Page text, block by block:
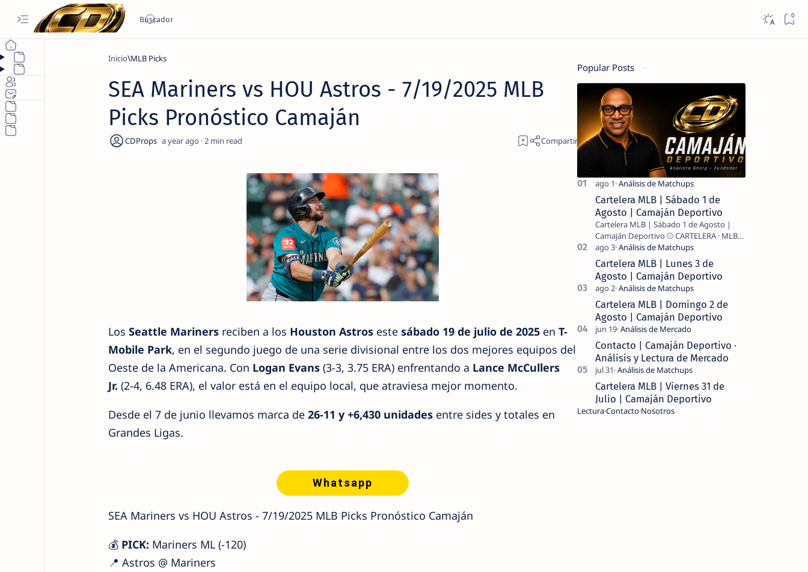
Inicio MLB Picks
SEA Mariners vs HOU Astros - 7/19/2025 MLB
Picks Pronóstico Camaján
a year ago 2
Los Seattle Marinersreciben a los Houston Astroseste sábado 19 de julio de 2025en T-
Mobile Park, en el segundo juego de una serie divisional entre los dos mejores equipos del
Oeste de la Americana. Con Logan Evans(3-3, 3.75 ERA) enfrentando a Lance McCullers
Jr. (2-4, 6.48 ERA), el valor está en el equipo local, que atraviesa mejor momento.
Desde el 7 de junio llevamos marca de 26-11 y +6,430 unidadesentre sides y totales en
Grandes Ligas.
Whatsapp
SEA Mariners vs HOU Astros - 7/19/2025 MLB Picks Pronóstico Camaján
💰 PICK: Mariners ML (-120)
📍 Astros @ Mariners
Popular Posts
Cartelera MLB | Sábado 1 de
Agosto | Camaján Deportivo
Cartelera MLB | Sábado 1 de Agosto |
Camaján Deportivo ⚾ CARTELERA · MLB
Cartelera MLB | Lunes 3 de
Agosto | Camaján Deportivo
Cartelera MLB | Domingo 2 de
Agosto | Camaján Deportivo
Contacto | Camaján Deportivo ·
Análisis y Lectura de Mercado
Cartelera MLB | Viernes 31 de
Julio | Camaján Deportivo
LecturaContactoNosotros